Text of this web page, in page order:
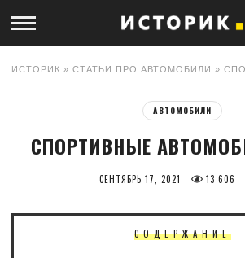
ИСТОРИК » СТАТЬИ ПРО АВТОМОБИЛИ »
АВТОМОБИЛИ
СПОРТИВНЫЕ
СЕНТЯБРЬ 17, 2021 13 606
СОДЕРЖАНИЕ